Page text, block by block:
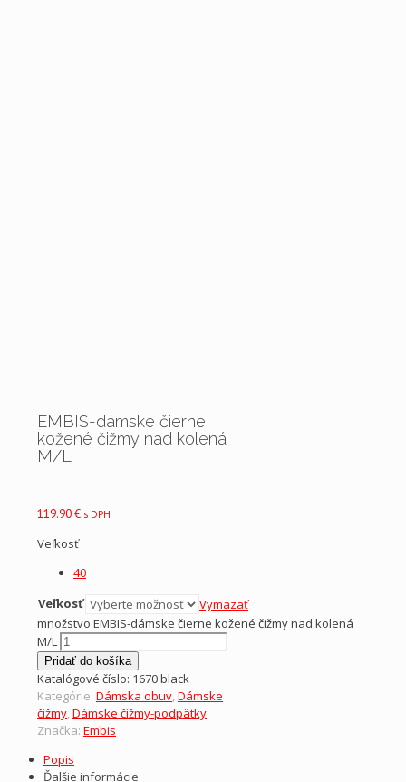
EMBIS-dámske čierne
kožené čižmy nad kolená
M/L
119.90€ s DPH
Veľkosť
40
Veľkosť
Vymazať
množstvo EMBIS-dámske čierne kožené čižmy nad kolená
M/L
Pridať do košíka
Katalógové číslo: 1670 black
Kategórie: Dámska obuv,Dámske
čižmy,Dámske čižmy-podpätky
Značka: Embis
Popis
Ďalšie informácie